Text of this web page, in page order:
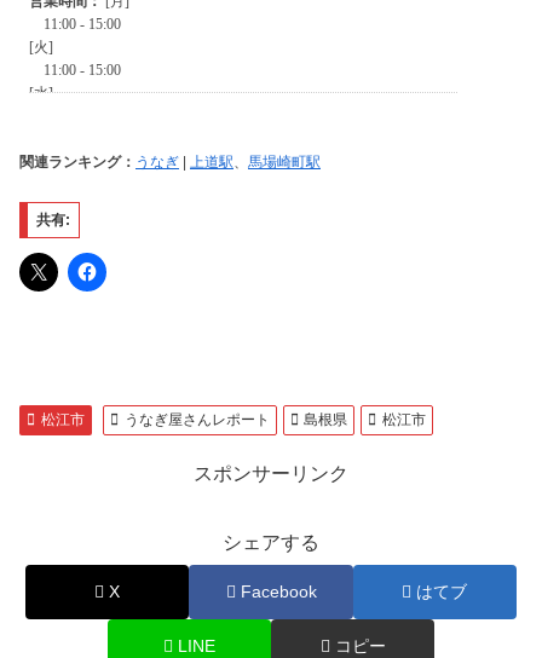
関連ランキング： うなぎ 上道駅、 馬場崎町駅
共有:
松江市 うなぎ屋さんレポート 島根県 松江市
スポンサーリンク
シェアする
X Facebook はてブ
LINE コピー